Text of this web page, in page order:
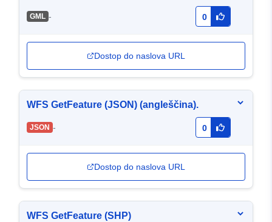
GML - 0
Dostop do naslova URL
WFS GetFeature (JSON) (angleščina).
JSON - 0
Dostop do naslova URL
WFS GetFeature (SHP)